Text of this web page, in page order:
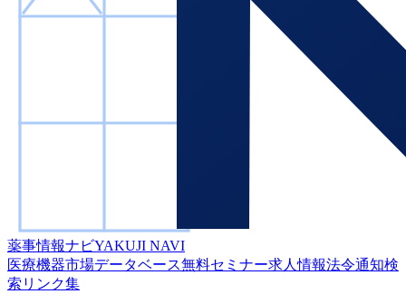
薬事情報ナビYAKUJI NAVI
医療機器市場データベース無料セミナー求人情報法令通知検
索 リンク集